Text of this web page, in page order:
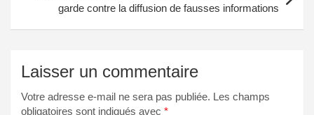
garde contre la diffusion de fausses informations
Laisser un commentaire
Votre adresse e-mail ne sera pas publiée. Les champs
obligatoires sont indiqués avec *